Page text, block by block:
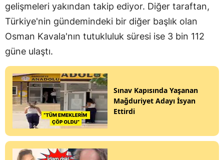
gelişmeleri yakından takip ediyor. Diğer taraftan,
Türkiye'nin gündemindeki bir diğer başlık olan
Osman Kavala'nın tutukluluk süresi ise 3 bin 112
güne ulaştı.
Sınav Kapısında Yaşanan
Mağduriyet Adayı İsyan
Ettirdi